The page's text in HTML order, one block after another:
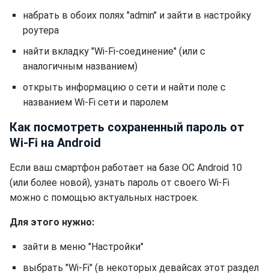
набрать в обоих полях "admin" и зайти в настройку
роутера
найти вкладку "Wi-Fi-соединение" (или с
аналогичным названием)
открыть информацию о сети и найти поле с
названием Wi-Fi сети и паролем
Как посмотреть сохраненный пароль от
Wi-Fi на Android
Если ваш смартфон работает на базе ОС Android 10
(или более новой), узнать пароль от своего Wi-Fi
можно с помощью актуальных настроек.
Для этого нужно:
зайти в меню "Настройки"
выбрать "Wi-Fi" (в некоторых девайсах этот раздел